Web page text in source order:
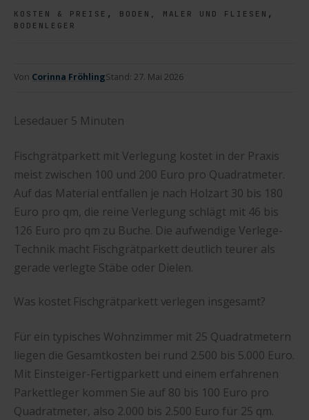
KOSTEN & PREISE , BODEN, MALER UND FLIESEN ,
BODENLEGER
Von Corinna FröhlingStand: 27. Mai 2026
Lesedauer 5 Minuten
Fischgrätparkett mit Verlegung kostet in der Praxis
meist zwischen 100 und 200 Euro pro Quadratmeter.
Auf das Material entfallen je nach Holzart 30 bis 180
Euro pro qm, die reine Verlegung schlägt mit 46 bis
126 Euro pro qm zu Buche. Die aufwendige Verlege-
Technik macht Fischgrätparkett deutlich teurer als
gerade verlegte Stäbe oder Dielen.
Was kostet Fischgrätparkett verlegen insgesamt?
Für ein typisches Wohnzimmer mit 25 Quadratmetern
liegen die Gesamtkosten bei rund 2.500 bis 5.000 Euro.
Mit Einsteiger-Fertigparkett und einem erfahrenen
Parkettleger kommen Sie auf 80 bis 100 Euro pro
Quadratmeter, also 2.000 bis 2.500 Euro für 25 qm.